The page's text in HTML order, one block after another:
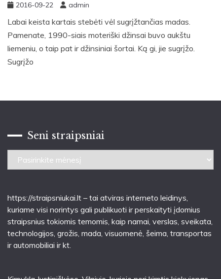
2016-09-22 admin
Labai keista kartais stebėti vėl sugrįžtančias madas.
Pamenate, 1990-siais moteriški džinsai buvo aukštu
liemeniu, o taip pat ir džinsiniai šortai. Ką gi, jie sugrįžo.
Sugrįžo
Seni straipsniai
Seni
straipsniai
https://straipsniukai.lt – tai atviras interneto leidinys,
kuriame visi norintys gali publikuoti ir perskaityti įdomius
straipsnius tokiomis temomis, kaip namai, verslas, sveikata,
technologijos, grožis, mada, visuomenė, šeima, transportas
ir automobiliai ir kt.